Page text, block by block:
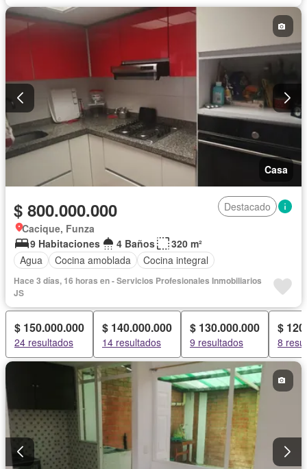
Casa
$ 800.000.000
Destacado
Cacique, Funza
9 Habitaciones
4 Baños
320 m²
Agua
Cocina amoblada Cocina integral
Hace 3 días, 16 horas en - Servicios Profesionales Inmobiliarios
JS
$ 150.000.000
24 resultados
$ 140.000.000
14 resultados
$ 130.000.000
9 resultados
$
8